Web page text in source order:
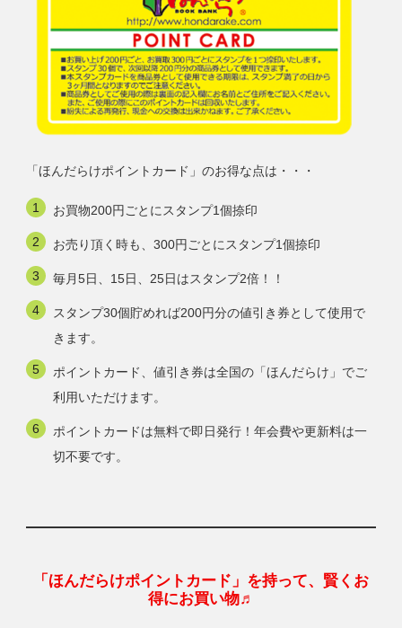
「ほんだらけポイントカード」のお得な点は・・・
お買物200円ごとにスタンプ1個捺印
お売り頂く時も、300円ごとにスタンプ1個捺印
毎月5日、15日、25日はスタンプ2倍！！
スタンプ30個貯めれば200円分の値引き券として使用で
きます。
ポイントカード、値引き券は全国の「ほんだらけ」でご
利用いただけます。
ポイントカードは無料で即日発行！年会費や更新料は一
切不要です。
「ほんだらけポイントカード」を持って、賢くお
得にお買い物♬